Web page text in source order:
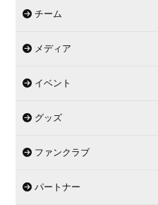
チーム
メディア
イベント
グッズ
ファンクラブ
パートナー